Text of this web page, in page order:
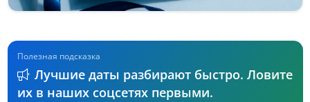
Полезная подсказка
Лучшие даты разбирают быстро. Ловите
их в наших соцсетях первыми.